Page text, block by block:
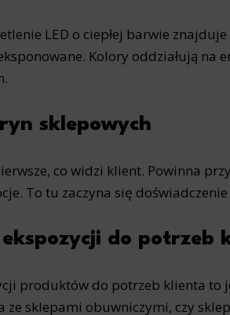
LED o ciepłej barwie
Kolory oddziałują na
sklepowych
co widzi klient. Powinna
To tu zaczyna się
do potrzeb
produktów do potrzeb klienta to
ze sklepami obuwniczymi, czy